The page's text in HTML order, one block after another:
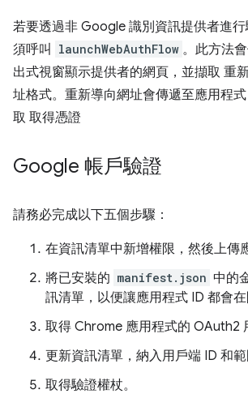
若要透過非 Google 識別資訊提供者進
須呼叫
launchWebAuthFlow 。此方法
出式視窗顯示提供者的網頁，並擷取 重
址格式。重新導向網址會傳遞至應用程
取 取得憑證
Google 帳戶驗證
請務必完成以下五個步驟：
在資訊清單中新增權限，然後上傳
將已安裝的 manifest.json 中的
訊清單，以便讓應用程式 ID 都會
取得 Chrome 應用程式的 OAuth2
更新資訊清單，納入用戶端 ID 和範
取得驗證權杖。